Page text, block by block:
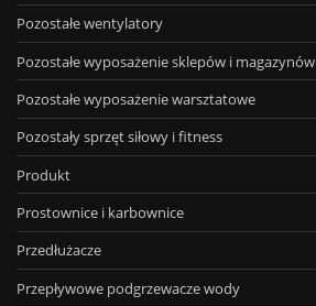
Pozostałe wentylatory
Pozostałe wyposażenie sklepów i magazynów
Pozostałe wyposażenie warsztatowe
Pozostały sprzęt siłowy i fitness
Produkt
Prostownice i karbownice
Przedłużacze
Przepływowe podgrzewacze wody